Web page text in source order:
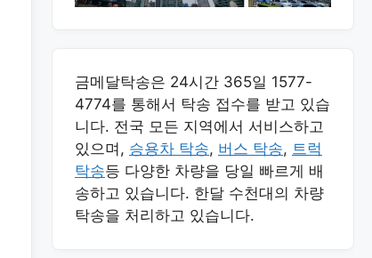
금메달탁송은 24시간 365일 1577-
4774를 통해서 탁송 접수를 받고 있습
니다. 전국 모든 지역에서 서비스하고
있으며, 승용차 탁송, 버스 탁송, 트럭
탁송등 다양한 차량을 당일 빠르게 배
송하고 있습니다. 한달 수천대의 차량
탁송을 처리하고 있습니다.